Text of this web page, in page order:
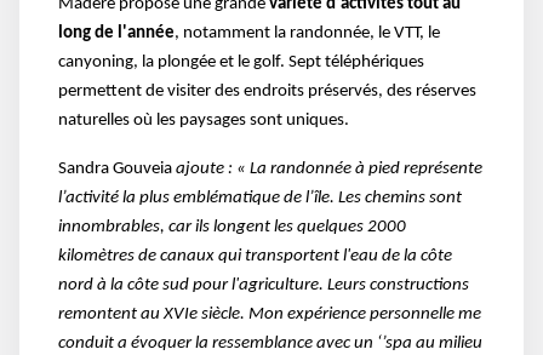
Madère propose une grande variété d'activités tout au
long de l'année, notamment la randonnée, le VTT, le
canyoning, la plongée et le golf. Sept téléphériques
permettent de visiter des endroits préservés, des réserves
naturelles où les paysages sont uniques.
Sandra Gouveia ajoute : « La randonnée à pied représente
l’activité la plus emblématique de l’île. Les chemins sont
innombrables, car ils longent les quelques 2000
kilomètres de canaux qui transportent l'eau de la côte
nord à la côte sud pour l'agriculture. Leurs constructions
remontent au XVIe siècle. Mon expérience personnelle me
conduit a évoquer la ressemblance avec un ‘’spa au milieu